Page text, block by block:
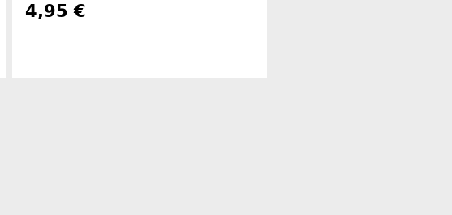
4,95 €